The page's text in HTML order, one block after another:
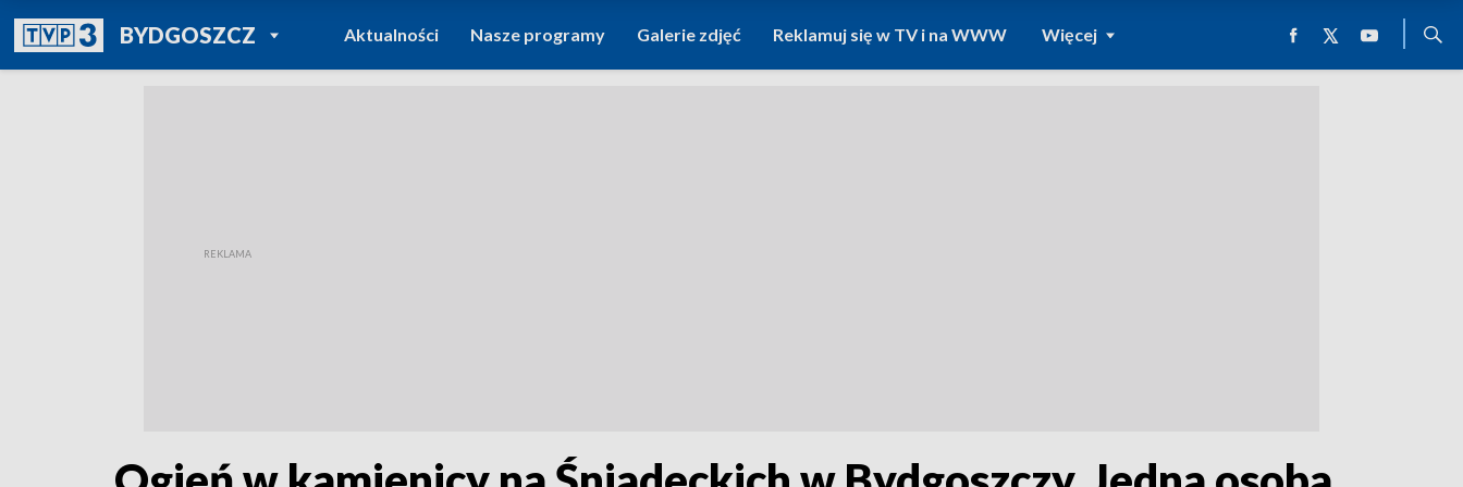
BYDGOSZCZPOWRÓT DO
TVP REGIONY
Aktualności Nasze programy Galerie zdjęć Reklamuj się w TV i na WWW Więcej